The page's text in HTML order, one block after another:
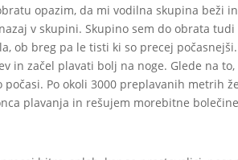
opazim, da mi vodilna skupina beži
v skupini. Skupino sem do obrata
ob breg pa le tisti ki so precej
in začel plavati bolj na noge. Glede na
Po okoli 3000 preplavanih metrih
plavanja in rešujem morebitne